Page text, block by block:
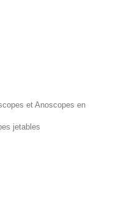
et Anoscopes en
jetables